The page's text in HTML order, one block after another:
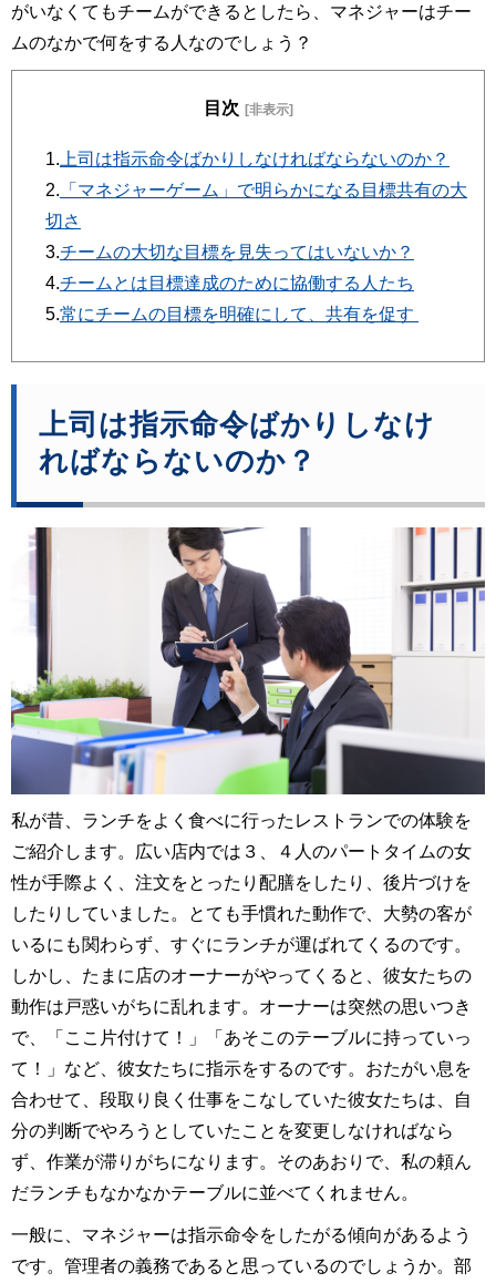
がいなくてもチームができるとしたら、マネジャーはチー
ムのなかで何をする人なのでしょう？
目次 [非表示]
1. 上司は指示命令ばかりしなければならないのか？
2. 「マネジャーゲーム」で明らかになる目標共有の大
切さ
3.チームの大切な目標を見失ってはいないか？
4.チームとは目標達成のために協働する人たち
5.常にチームの目標を明確にして、共有を促す
上司は指示命令ばかりしなけ
ればならないのか？
私が昔、ランチをよく食べに行ったレストランでの体験を
ご紹介します。広い店内では３、４人のパートタイムの女
性が手際よく、注文をとったり配膳をしたり、後片づけを
したりしていました。とても手慣れた動作で、大勢の客が
いるにも関わらず、すぐにランチが運ばれてくるのです。
しかし、たまに店のオーナーがやってくると、彼女たちの
動作は戸惑いがちに乱れます。オーナーは突然の思いつき
で、「ここ片付けて！」「あそこのテーブルに持っていっ
て！」など、彼女たちに指示をするのです。おたがい息を
合わせて、段取り良く仕事をこなしていた彼女たちは、自
分の判断でやろうとしていたことを変更しなければなら
ず、作業が滞りがちになります。そのあおりで、私の頼ん
だランチもなかなかテーブルに並べてくれません。
一般に、マネジャーは指示命令をしたがる傾向があるよう
です。管理者の義務であると思っているのでしょうか。部